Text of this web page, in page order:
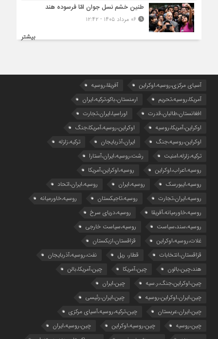
طنین خشم نسل جوان امّا فرسوده هند
۰۶ مرداد ۱۴۰۵ - ۱۲:۴۲
بیشتر
آسیای مرکزی،روسیه،اوکراین
آفریقا،روسیه
آمریکا،روسیه،تحریم
ارمنستان،باکو،ترکیه،ایران
افغانستان،طالبان،قدرت
اوراسیا،ایران،تجارت
اوکراین،آمریکا،روسیه
اوکراین،روسیه،آمریکا،جنگ
اوکراین،روسیه،جنگ
ایران،آذربایجان
ترکیه،زلزله
ترکیه،زلزله،امنیت
رشت،روسیه،ایران،آستارا
روسیه،اعراب،اوکراین
روسیه،اوکراین،آمریکا
روسیه،ایبورسک
روسیه،ایران
روسیه،ایران،اتحاد
روسیه،ایران،تجارت
روسیه،تاجیکستان
روسیه،خاورمیانه
روسیه،خاورمیانه،آفریقا
روسیه،دریای سرخ
روسیه،سند،سیاست
روسیه،سیاست خارجی
غلات،روسیه،اوکراین
قزاقستان،ازبکستان
قزاقستان،انتخابات
قطار، ریل
نفت،روسیه،آذربایجان
هند،چین،بالون
چین،آمریکا
چین،آمریکا،بالن
چین،اوکراین،جنگ،ر.سیه
چین،ایران
چین،ایران،اوکراین،روسیه
چین،ایران،رئیسی
چین،ایران،عربستان
چین،ترکیه،روسیه،آسیای مرکزی
چین،روسیه
چین،روسیه،اوکراین
چین،روسیه،ایران